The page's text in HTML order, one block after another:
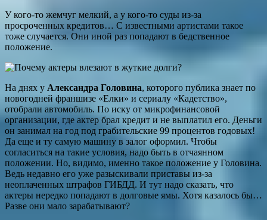
У кого-то жемчуг мелкий, а у кого-то суды из-за
просроченных кредитов… С известными артистами такое
тоже случается. Они иной раз попадают в бедственное
положение.
На днях у Александра Головина, которого публика знает по
новогодней франшизе «Елки» и сериалу «Кадетство»,
отобрали автомобиль. По иску от микрофинансовой
организации, где актер брал кредит и не выплатил его. Деньги
он занимал на год под грабительские 99 процентов годовых!
Да еще и ту самую машину в залог оформил. Чтобы
согласиться на такие условия, надо быть в отчаянном
положении. Но, видимо, именно такое положение у Головина.
Ведь недавно его уже разыскивали приставы из-за
неоплаченных штрафов ГИБДД. И тут надо сказать, что
актеры нередко попадают в долговые ямы. Хотя казалось бы…
Разве они мало зарабатывают?